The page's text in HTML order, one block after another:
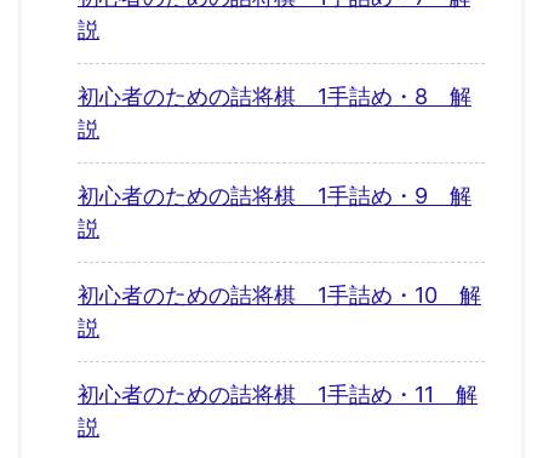
説
初心者のための詰将棋 1手詰め・8 解
説
初心者のための詰将棋 1手詰め・9 解
説
初心者のための詰将棋 1手詰め・10 解
説
初心者のための詰将棋 1手詰め・11 解
説